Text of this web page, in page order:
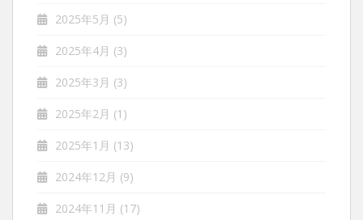
2025年5月 (5)
2025年4月 (3)
2025年3月 (3)
2025年2月 (1)
2025年1月 (13)
2024年12月 (9)
2024年11月 (17)